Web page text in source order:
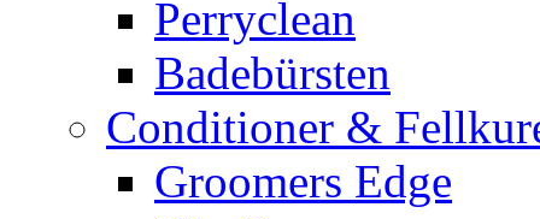
Perryclean
Badebürsten
Conditioner &
Groomers Edge